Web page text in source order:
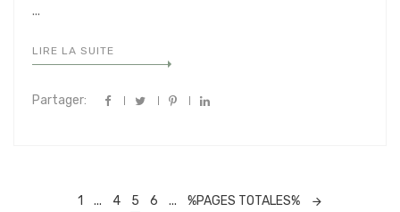
...
LIRE LA SUITE
Partager:
Navigation
1 ... 4 5 6 ... %PAGES TOTALES%